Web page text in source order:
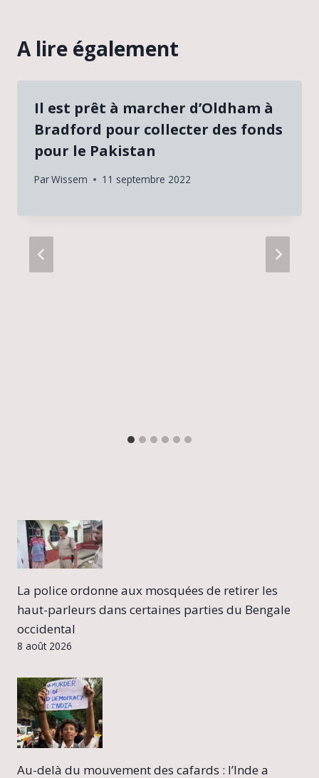
A lire également
Il est prêt à marcher d’Oldham à
Bradford pour collecter des fonds
pour le Pakistan
ParWissem 11 septembre 2022
La police ordonne aux mosquées de retirer les
haut-parleurs dans certaines parties du Bengale
occidental
8 août 2026
Au-delà du mouvement des cafards : l’Inde a